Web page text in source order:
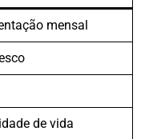
mensal
de vida